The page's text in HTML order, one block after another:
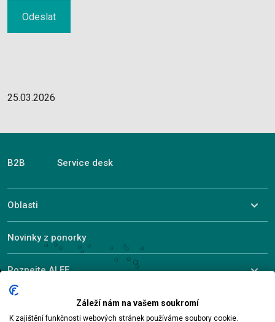
25.03.2026
B2B Service desk
Oblasti
Novinky z ponorky
Poznejte ALEF
Záleží nám na vašem soukromí
K zajištění funkčnosti webových stránek používáme soubory cookie.